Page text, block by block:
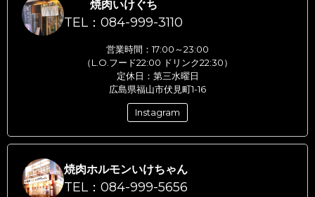
焼肉いけぐち
TEL：084-999-3110
営業時間：17:00～23:00
（L.O.フード22:00 ドリンク22:30）
定休日：第三水曜日
広島県福山市伏見町1-16
Instagram
焼肉ホルモンいけちゃん
TEL：084-999-5656